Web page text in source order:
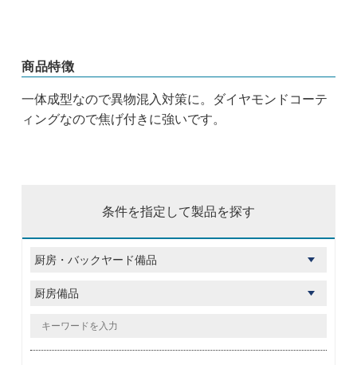
商品特徴
一体成型なので異物混入対策に。ダイヤモンドコーテ
ィングなので焦げ付きに強いです。
条件を指定して製品を探す